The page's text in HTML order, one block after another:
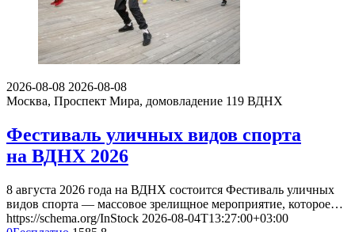
2026-08-08 2026-08-08
Москва, Проспект Мира, домовладение 119 ВДНХ
Фестиваль уличных видов спорта
на ВДНХ 2026
8 августа 2026 года на ВДНХ состоится Фестиваль уличных
видов спорта — массовое зрелищное мероприятие, которое…
https://schema.org/InStock 2026-08-04T13:27:00+03:00